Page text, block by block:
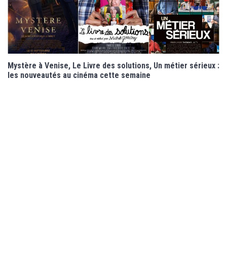
Mystère à Venise, Le Livre des solutions, Un métier sérieux :
les nouveautés au cinéma cette semaine